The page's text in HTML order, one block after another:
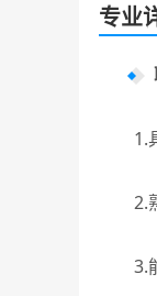
专业
1.具
2.熟
3.能